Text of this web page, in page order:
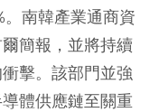
南韓產業通商資
簡報，並將持續
擊。該部門並強
體供應鏈至關重